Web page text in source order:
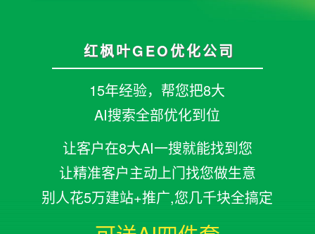
红枫叶GEO优化公司
15年经验，帮您把8大
AI搜索全部优化到位
让客户在8大AI一搜就能找到您
让精准客户主动上门找您做生意
别人花5万建站+推广,您几千块全搞定